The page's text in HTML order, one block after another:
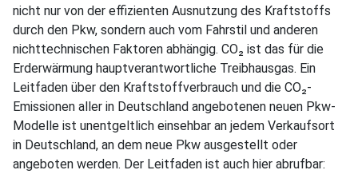
nicht nur von der effizienten Ausnutzung des Kraftstoffs
durch den Pkw, sondern auch vom Fahrstil und anderen
nichttechnischen Faktoren abhängig. CO₂ ist das für die
Erderwärmung hauptverantwortliche Treibhausgas. Ein
Leitfaden über den Kraftstoffverbrauch und die CO₂-
Emissionen aller in Deutschland angebotenen neuen Pkw-
Modelle ist unentgeltlich einsehbar an jedem Verkaufsort
in Deutschland, an dem neue Pkw ausgestellt oder
angeboten werden. Der Leitfaden ist auch hier abrufbar: